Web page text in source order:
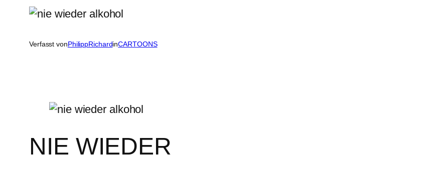
Verfasst vonPhilippRichardinCARTOONS
NIE WIEDER